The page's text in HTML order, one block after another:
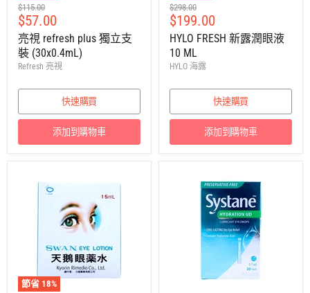
建
議
零
售
價
$115.00
售
價
$57.00
亮視 refresh plus 獨立支
裝 (30x0.4mL)
Refresh 亮視
快速購買
添加到購物車
建
議
零
售
價
$298.00
售
價
$199.00
HYLO FRESH 新露潤眼液
10 ML
HYLO 海露
快速購買
添加到購物車
節省 18%